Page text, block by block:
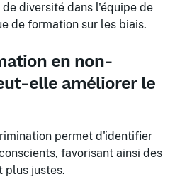
diversité dans l'équipe de
de formation sur les biais.
en non-
elle améliorer le
permet d'identifier
favorisant ainsi des
plus justes.